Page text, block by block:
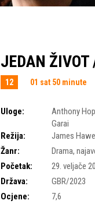
JEDAN
12 01 sat 50 minute
Uloge: Anthony
Garai
Režija:
James
Žanr:
Drama,
Početak:
29. veljače
Država:
GBR/2023
Ocjene:
7,6